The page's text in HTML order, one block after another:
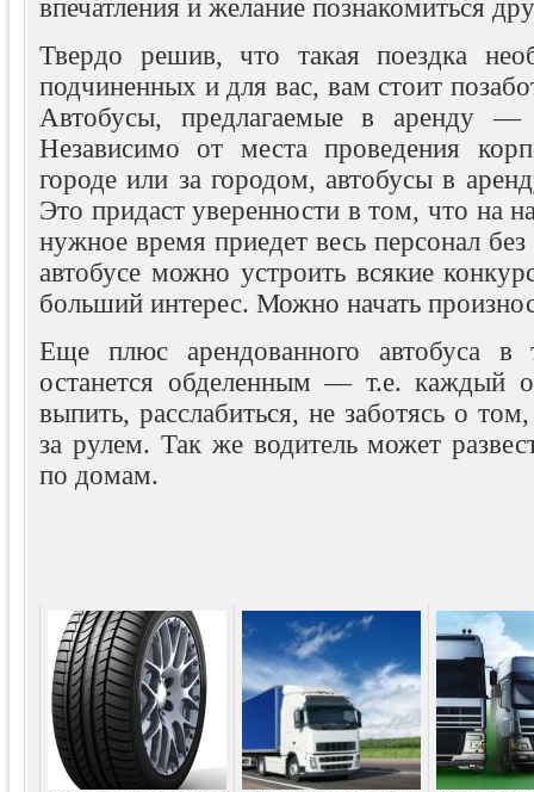
впечатления и желание познакомиться
Твердо решив, что такая поездка
подчиненных и для вас, вам стоит
Автобусы, предлагаемые в аренду —
Независимо от места проведения
городе или за городом, автобусы в
Это придаст уверенности в том, что на
нужное время приедет весь персонал
автобусе можно устроить всякие
больший интерес. Можно начать
Еще плюс арендованного автобуса
останется обделенным — т.е. каждый
выпить, расслабиться, не заботясь о
за рулем. Так же водитель может
по домам.